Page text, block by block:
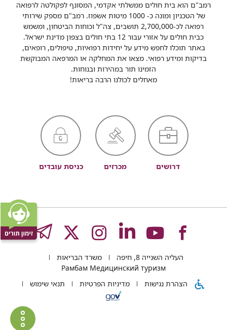
רמב"ם הוא בית חולים ממשלתי אקדמי, המסונף לפקולטה לרפואה
של הטכניון ומונה כ- 1000 מיטות אשפוז. רמב"ם מספק שירותי
רפואה לכ-2,700,000 תושבים, צה"ל וכוחות הביטחון, ומשמש
כבית חולים על אזורי עבור 12 בתי חולים בצפון מדינת ישראל.
באתר תוכלו לחפש מידע על יחידות רפואיות, טיפולים, רופאים,
בדיקות ומידע רפואי. מצאו את המחלקה או המרפאה המבוקשת
הזמינו תור במהירות ובנוחות.
מאחלים לכולנו הרבה בריאות!
דרושים מכרזים כניסת עובדים
לעמוד
של
לעמוד
של
לעמוד
של
לעמוד
של
רמב"ם
לעמוד
של
רמב"ם
העליה השנייה 8, חיפה
משרד הבריאות
Рамбам Медицинский туризм
הצהרת נגישות
מדיניות הפרטיות תנאי שימוש